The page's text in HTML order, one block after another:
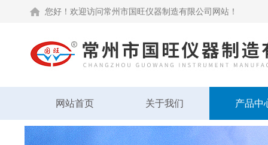
您好！欢迎访问常州市国旺仪器制造有限公司网站！
网站首页 关于我们 产品中